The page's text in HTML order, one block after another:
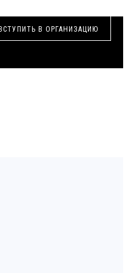
ВСТУПИТЬ В ОРГАНИЗАЦИЮ